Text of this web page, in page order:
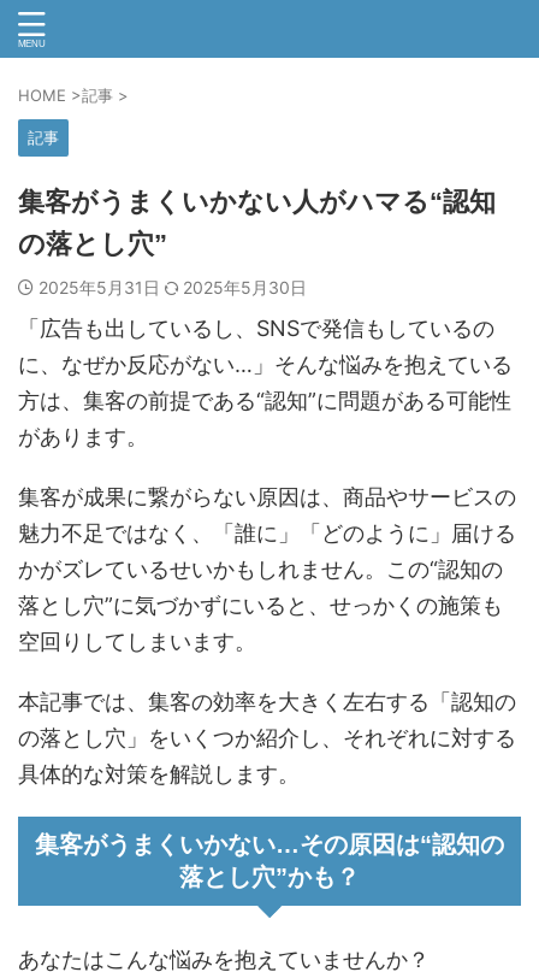
HOME >記事 >
記事
集客がうまくいかない人がハマる“認知
の落とし穴”
2025年5月31日 2025年5月30日
「広告も出しているし、SNSで発信もしているの
に、なぜか反応がない…」そんな悩みを抱えている
方は、集客の前提である“認知”に問題がある可能性
があります。
集客が成果に繋がらない原因は、商品やサービスの
魅力不足ではなく、「誰に」「どのように」届ける
かがズレているせいかもしれません。この“認知の
落とし穴”に気づかずにいると、せっかくの施策も
空回りしてしまいます。
本記事では、集客の効率を大きく左右する「認知の
の落とし穴」をいくつか紹介し、それぞれに対する
具体的な対策を解説します。
集客がうまくいかない…その原因は“認知の
落とし穴”かも？
あなたはこんな悩みを抱えていませんか？